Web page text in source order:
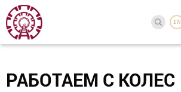
EN
РАБОТАЕМ С КОЛЕС